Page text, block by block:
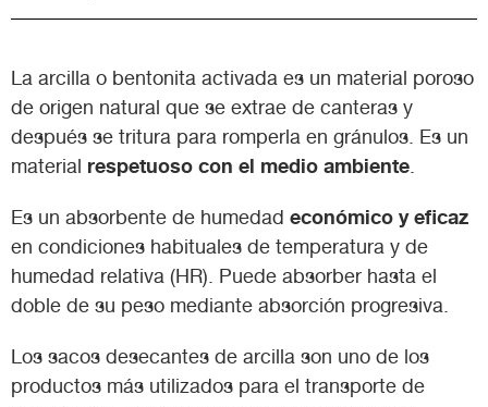
La arcilla o bentonita activada es un material poroso
de origen natural que se extrae de canteras y
después se tritura para romperla en gránulos. Es un
material respetuoso con el medio ambiente
Es un absorbente de humedad económico y eficaz
en condiciones habituales de temperatura y de
humedad relativa (HR). Puede absorber hasta el
doble de su peso mediante absorción progresiva.
Los sacos desecantes de arcilla son uno de los
productos más utilizados para el transporte de